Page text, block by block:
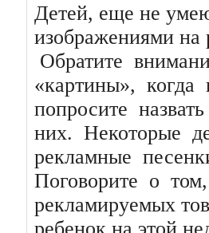
Детей, еще не
изображениями на
Обратите
«картины», когда
попросите назвать
них. Некоторые
рекламные
Поговорите о том,
рекламируемых